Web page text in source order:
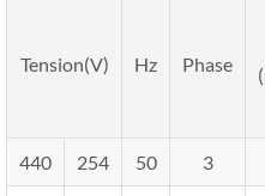
Tension(V) Hz Phase
440 254 50 3